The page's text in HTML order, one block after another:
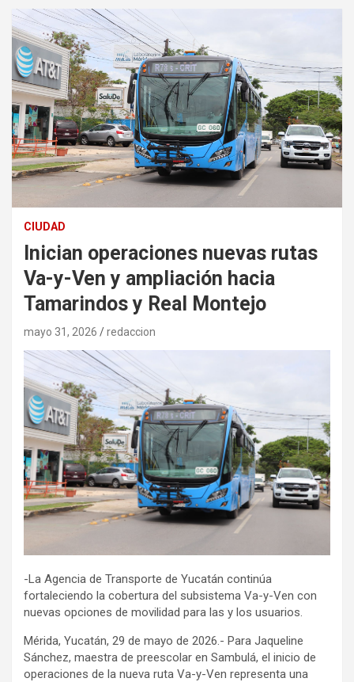
CIUDAD
Inician operaciones nuevas rutas
Va-y-Ven y ampliación hacia
Tamarindos y Real Montejo
mayo 31, 2026 redaccion
-La Agencia de Transporte de Yucatán continúa
fortaleciendo la cobertura del subsistema Va-y-Ven con
nuevas opciones de movilidad para las y los usuarios.
Mérida, Yucatán, 29 de mayo de 2026.- Para Jaqueline
Sánchez, maestra de preescolar en Sambulá, el inicio de
operaciones de la nueva ruta Va-y-Ven representa una